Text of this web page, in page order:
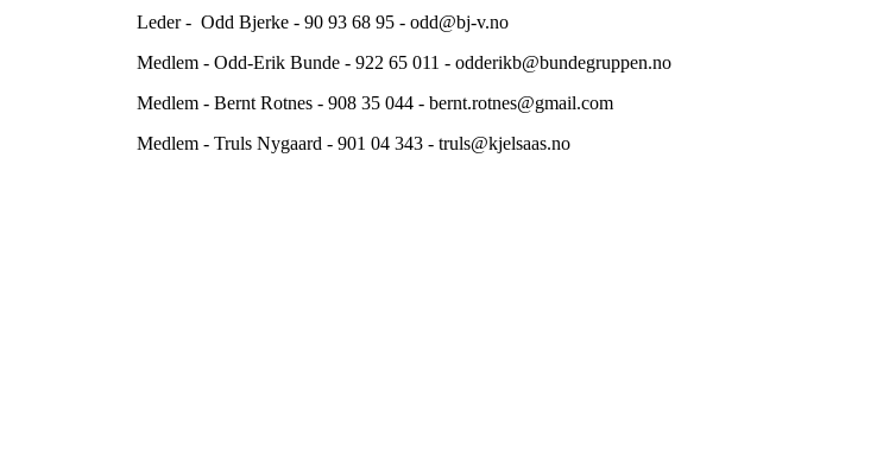
Leder - Odd Bjerke - 90 93 68 95 - odd@bj-v.no
Medlem - Odd-Erik Bunde - 922 65 011 - odderikb@bundegruppen.no
Medlem - Bernt Rotnes - 908 35 044 - bernt.rotnes@gmail.com
Medlem - Truls Nygaard - 901 04 343 - truls@kjelsaas.no